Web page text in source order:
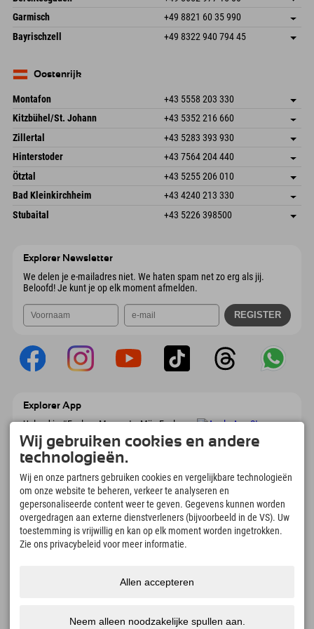
87484 Nesselwang im Allgäu
Duitsland
Aankomstinformatie
Booking
Hofreitstr. 7
Duitsland
Adres opslaan
Booking
Garmisch +49 8821 60 35 990
Frickenstraße 22
82490 Farchant
Adres opslaan
Aankomstinformatie
Bayrischzell +49 8322 940 794 45
Duitsland
Oostenrijk
Montafon +43 5558 203 330
Dorfstr. 127b
6793 Gaschurn/Montafon
Oostenrijk
Adres opslaan
Booking
Kitzbühel/St. Johann +43 5352 216 660
Speckbacherstraße 87
6380 St. Johann in Tirol
Oostenrijk
Adres opslaan
Aankomstinformatie
Booking
Zillertal +43 5283 393 930
Schmiedau 2
Oostenrijk
Adres opslaan
Booking
Hinterstoder +43 7564 204 440
Freizeitpark 10
4573 Hinterstoder
Oostenrijk
Adres opslaan
Aankomstinformatie
Booking
Ötztal +43 5255 206 010
Gscheat 14
Oostenrijk
Adres opslaan
Booking
Bad Kleinkirchheim +43 4240 213 330
Dorfstraße 24
9546 Bad Kleinkirchheim
Adres opslaan
Aankomstinformatie
Stubaital +43 5226 398500
Explorer Newsletter
We delen je e-mailadres niet. We haten spam net zo erg als jij.
Beloofd! Je kunt je op elk moment afmelden.
Explorer App
Upload je #ExplorerMoments, Mijn Explorer
To Go met een boekingsoverzicht, bucketlist,
restaurantoverzicht en nog veel meer.
Download nu!
Tijd voor ontdekkingsmomenten
166
Bergmeren en
avonturenzwembaden
4.634km
Pistes voor skiën en
aan
Wij gebruiken cookies en andere
technologieën.
Wij en onze partners gebruiken cookies en vergelijkbare technologieën
om onze website te beheren, verkeer te analyseren en
gepersonaliseerde content weer te geven. Gegevens kunnen worden
overgedragen aan externe dienstverleners (bijvoorbeeld in de VS). Uw
toestemming is vrijwillig en kan op elk moment worden ingetrokken.
Zie ons privacybeleid voor meer informatie.
Allen accepteren
Neem alleen noodzakelijke spullen aan.